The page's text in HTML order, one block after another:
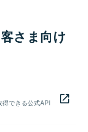
さま向け
できる公式API